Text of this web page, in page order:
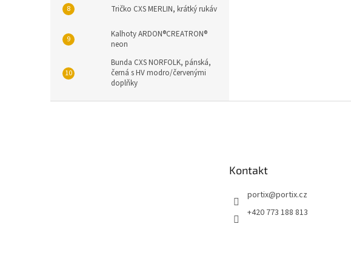
Tričko CXS MERLIN, krátký rukáv
Kalhoty ARDON®CREATRON®
neon
Bunda CXS NORFOLK, pánská,
černá s HV modro/červenými
doplňky
Kontakt
portix@portix.cz
+420 773 188 813